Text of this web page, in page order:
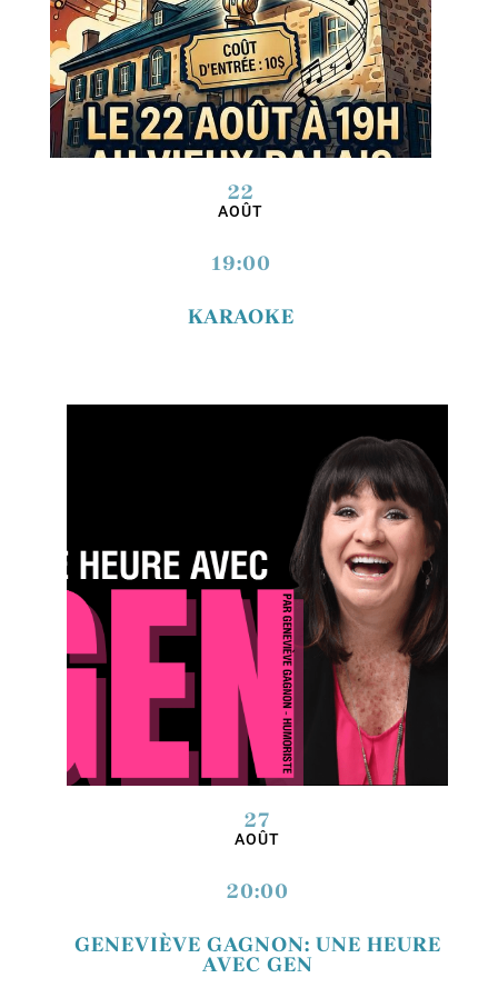
22
AOÛT
19:00
KARAOKE
27
AOÛT
20:00
GENEVIÈVE GAGNON: UNE HEURE
AVEC GEN